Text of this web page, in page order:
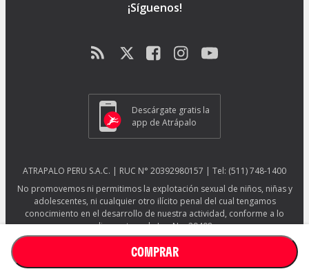
COMPRAR
¡Síguenos!
Descárgate gratis la
app de Atrápalo
ATRAPALO PERU S.A.C. | RUC N° 20392980157 | Tel: (511) 748-1400
No promovemos ni permitimos la explotación sexual de niños, niñas y
adolescentes, ni cualquier otro ilícito penal del cual tengamos
conocimiento en el desarrollo de nuestra actividad, conforme a lo
dispuesto en la Ley No. 29408.
Más información sobre protección ESNNA.Ver afiche ESNNA.